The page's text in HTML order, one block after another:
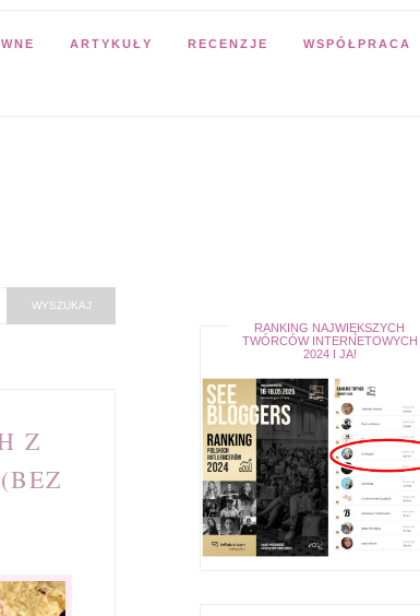
ARTYKUŁY RECENZJE WSPÓŁPRACA
Z
RANKING NAJWIĘKSZYCH
TWÓRCÓW INTERNETOWYCH
2024 I JA!